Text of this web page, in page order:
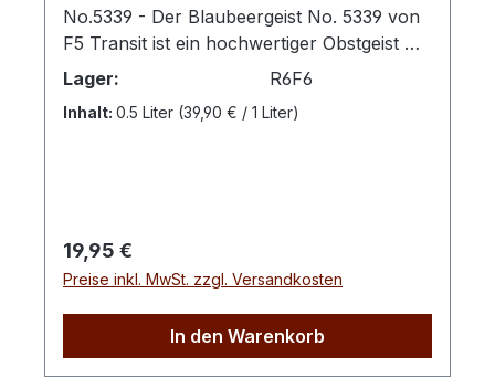
No.5339 - Der Blaubeergeist No. 5339 von
F5 Transit ist ein hochwertiger Obstgeist mit
intensivem Geschmack nach
handverlesenen Blaubeeren. Sorgfältig
destilliert, überzeugt er durch seine klare
Tropfen, der natürliche Aromen und
handwerkliche Qualität vereint.
Blaubeeren.Farbton: klar
Lager: R6F6
Inhalt: 0.5 Liter (39,90 € / 1 Liter)
Regulärer Preis:
19,95 €
Preise inkl. MwSt. zzgl. Versandkosten
In den Warenkorb